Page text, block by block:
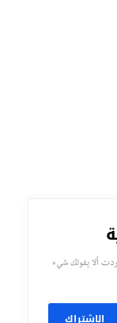
ألا يفوتك شيء
الاشتراك